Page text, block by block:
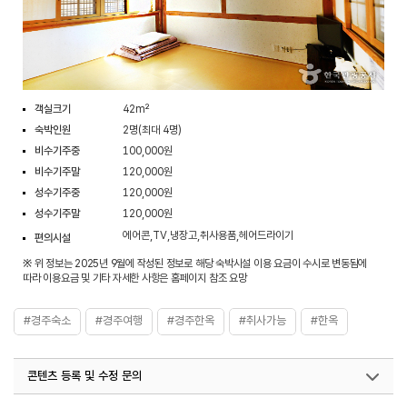
객실크기
42m²
숙박인원
2명(최대 4명)
비수기주중
100,000원
비수기주말
120,000원
성수기주중
120,000원
성수기주말
120,000원
편의시설
에어콘,TV,냉장고,취사용품,헤어드라이기
※ 위 정보는 2025년 9월에 작성된 정보로 해당 숙박시설 이용 요금이 수시로 변동됨에
따라 이용요금 및 기타 자세한 사항은 홈페이지 참조 요망
#경주숙소 #경주여행 #경주한옥 #취사가능 #한옥
콘텐츠 등록 및 수정 문의